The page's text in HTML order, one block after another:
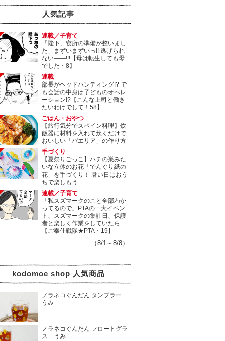
人気記事
連載／子育て
「陛下、寝所の準備が整いまし
た」まずいまずいっ!! 逃げられ
ない――!!!【母は転生しても母
でした・8】
連載
部長がヘッドハンティング!? で
も会話の中身は子どものオペレ
ーション!?【こんな上司と働き
たいわけでして！58】
ごはん・おやつ
【旅行気分でスペイン料理】炊
飯器に材料を入れて炊くだけで
おいしい「パエリア」の作り方
手づくり
【夏祭りごっこ】ハチの巣みた
いな立体のお花「でんぐり紙の
花」を手づくり！ 暑い日はおう
ちで楽しもう
連載／子育て
「私スズマークのこと全部わか
ってるので」PTAの一大イベン
ト、スズマークの集計日、保護
者と楽しく作業をしていたら…
【ご奉仕戦隊★PTA・19】
（8/1～8/8）
kodomoe shop 人気商品
ノラネコぐんだん タンブラー
うみ
ノラネコぐんだん フロートグラ
ス うみ